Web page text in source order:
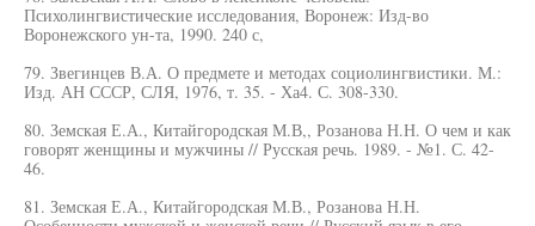
Психолингвистические исследования, Воронеж: Изд-во
Воронежского ун-та, 1990. 240 с,
79. Звегинцев В.А. О предмете и методах социолингвистики. М.:
Изд. АН СССР, СЛЯ, 1976, т. 35. - Ха4. С. 308-330.
80. Земская Е.А., Китайгородская М.В,, Розанова Н.Н. О чем и как
говорят женщины и мужчины // Русская речь. 1989. - №1. С. 42-
46.
81. Земская Е.А., Китайгородская М.В., Розанова Н.Н.